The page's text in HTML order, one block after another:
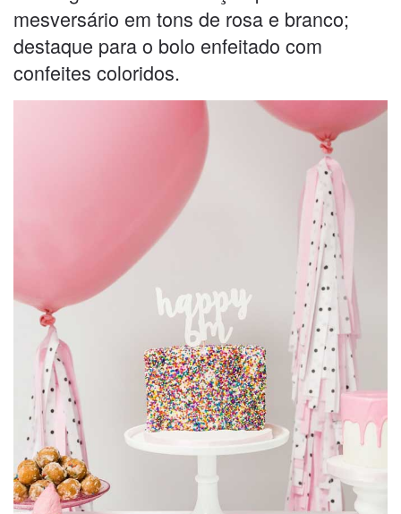
mesversário em tons de rosa e branco;
destaque para o bolo enfeitado com
confeites coloridos.